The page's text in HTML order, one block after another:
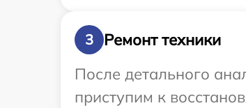
3
Ремонт техники
После детального
приступим к